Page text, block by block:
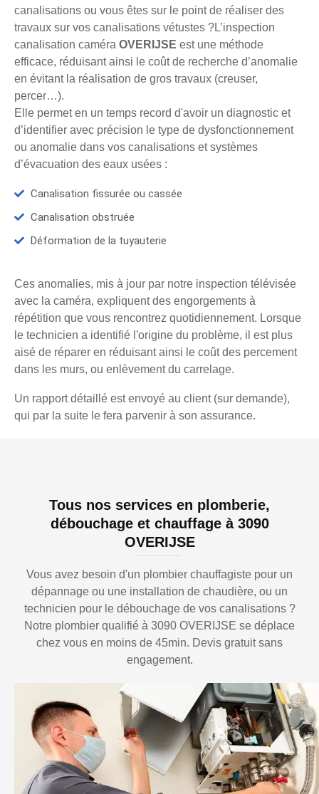
canalisations ou vous êtes sur le point de réaliser des
travaux sur vos canalisations vétustes ?L’inspection
canalisation caméra OVERIJSE est une méthode
efficace, réduisant ainsi le coût de recherche d’anomalie
en évitant la réalisation de gros travaux (creuser,
percer…).
Elle permet en un temps record d'avoir un diagnostic et
d’identifier avec précision le type de dysfonctionnement
ou anomalie dans vos canalisations et systèmes
d’évacuation des eaux usées :
Canalisation fissurée ou cassée
Canalisation obstruée
Déformation de la tuyauterie
Ces anomalies, mis à jour par notre inspection télévisée
avec la caméra, expliquent des engorgements à
répétition que vous rencontrez quotidiennement. Lorsque
le technicien a identifié l'origine du problème, il est plus
aisé de réparer en réduisant ainsi le coût des percement
dans les murs, ou enlèvement du carrelage.
Un rapport détaillé est envoyé au client (sur demande),
qui par la suite le fera parvenir à son assurance.
Tous nos services en plomberie,
débouchage et chauffage à 3090
OVERIJSE
Vous avez besoin d'un plombier chauffagiste pour un
dépannage ou une installation de chaudière, ou un
technicien pour le débouchage de vos canalisations ?
Notre plombier qualifié à 3090 OVERIJSE se déplace
chez vous en moins de 45min. Devis gratuit sans
engagement.